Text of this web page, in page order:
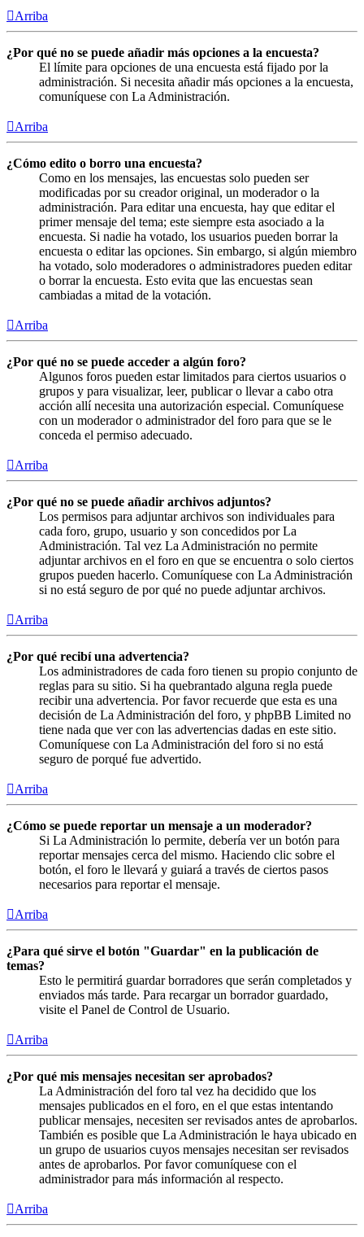
Arriba
¿Por qué no se puede añadir más opciones a la encuesta?
El límite para opciones de una encuesta está fijado por la
administración. Si necesita añadir más opciones a la encuesta,
comuníquese con La Administración.
Arriba
¿Cómo edito o borro una encuesta?
Como en los mensajes, las encuestas solo pueden ser
modificadas por su creador original, un moderador o la
administración. Para editar una encuesta, hay que editar el
primer mensaje del tema; este siempre esta asociado a la
encuesta. Si nadie ha votado, los usuarios pueden borrar la
encuesta o editar las opciones. Sin embargo, si algún miembro
ha votado, solo moderadores o administradores pueden editar
o borrar la encuesta. Esto evita que las encuestas sean
cambiadas a mitad de la votación.
Arriba
¿Por qué no se puede acceder a algún foro?
Algunos foros pueden estar limitados para ciertos usuarios o
grupos y para visualizar, leer, publicar o llevar a cabo otra
acción allí necesita una autorización especial. Comuníquese
con un moderador o administrador del foro para que se le
conceda el permiso adecuado.
Arriba
¿Por qué no se puede añadir archivos adjuntos?
Los permisos para adjuntar archivos son individuales para
cada foro, grupo, usuario y son concedidos por La
Administración. Tal vez La Administración no permite
adjuntar archivos en el foro en que se encuentra o solo ciertos
grupos pueden hacerlo. Comuníquese con La Administración
si no está seguro de por qué no puede adjuntar archivos.
Arriba
¿Por qué recibí una advertencia?
Los administradores de cada foro tienen su propio conjunto de
reglas para su sitio. Si ha quebrantado alguna regla puede
recibir una advertencia. Por favor recuerde que esta es una
decisión de La Administración del foro, y phpBB Limited no
tiene nada que ver con las advertencias dadas en este sitio.
Comuníquese con La Administración del foro si no está
seguro de porqué fue advertido.
Arriba
¿Cómo se puede reportar un mensaje a un moderador?
Si La Administración lo permite, debería ver un botón para
reportar mensajes cerca del mismo. Haciendo clic sobre el
botón, el foro le llevará y guiará a través de ciertos pasos
necesarios para reportar el mensaje.
Arriba
¿Para qué sirve el botón "Guardar" en la publicación de
temas?
Esto le permitirá guardar borradores que serán completados y
enviados más tarde. Para recargar un borrador guardado,
visite el Panel de Control de Usuario.
Arriba
¿Por qué mis mensajes necesitan ser aprobados?
La Administración del foro tal vez ha decidido que los
mensajes publicados en el foro, en el que estas intentando
publicar mensajes, necesiten ser revisados antes de aprobarlos.
También es posible que La Administración le haya ubicado en
un grupo de usuarios cuyos mensajes necesitan ser revisados
antes de aprobarlos. Por favor comuníquese con el
administrador para más información al respecto.
Arriba